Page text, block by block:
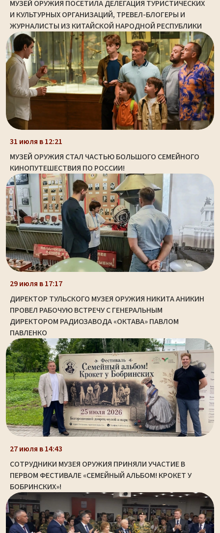
МУЗЕЙ ОРУЖИЯ ПОСЕТИЛА ДЕЛЕГАЦИЯ ТУРИСТИЧЕСКИХ
И КУЛЬТУРНЫХ ОРГАНИЗАЦИЙ, ТРЕВЕЛ-БЛОГЕРЫ И
ЖУРНАЛИСТЫ ИЗ КИТАЙСКОЙ НАРОДНОЙ РЕСПУБЛИКИ
31 июля в 12:21
МУЗЕЙ ОРУЖИЯ СТАЛ ЧАСТЬЮ БОЛЬШОГО СЕМЕЙНОГО
КИНОПУТЕШЕСТВИЯ ПО РОССИИ!
29 июля в 17:17
ДИРЕКТОР ТУЛЬСКОГО МУЗЕЯ ОРУЖИЯ НИКИТА АНИКИН
ПРОВЕЛ РАБОЧУЮ ВСТРЕЧУ С ГЕНЕРАЛЬНЫМ
ДИРЕКТОРОМ РАДИОЗАВОДА «ОКТАВА» ПАВЛОМ
ПАВЛЕНКО
27 июля в 14:43
СОТРУДНИКИ МУЗЕЯ ОРУЖИЯ ПРИНЯЛИ УЧАСТИЕ В
ПЕРВОМ ФЕСТИВАЛЕ «СЕМЕЙНЫЙ АЛЬБОМ! КРОКЕТ У
БОБРИНСКИХ»!